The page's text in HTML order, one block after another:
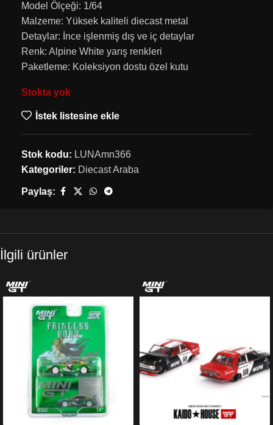
Model Ölçeği: 1/64
Malzeme: Yüksek kaliteli diecast metal
Detaylar: İnce işlenmiş dış ve iç detaylar
Renk: Alpine White yarış renkleri
Paketleme: Koleksiyon dostu özel kutu
Stokta yok
İstek listesine ekle
Stok kodu: LUNAmn366
Kategoriler: Diecast Araba
Paylaş:
İlgili ürünler